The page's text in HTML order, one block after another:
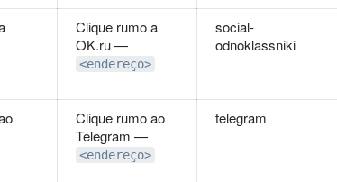
Clique rumo a
OK.ru —
<endereço>
social-
odnoklassniki
Clique rumo ao
Telegram —
<endereço>
telegram